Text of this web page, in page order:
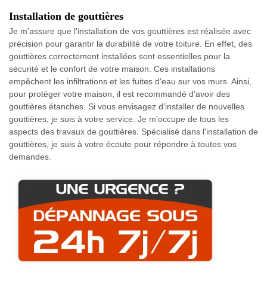
Installation de gouttières
Je m'assure que l'installation de vos gouttières est réalisée avec
précision pour garantir la durabilité de votre toiture. En effet, des
gouttières correctement installées sont essentielles pour la
sécurité et le confort de votre maison. Ces installations
empêchent les infiltrations et les fuites d'eau sur vos murs. Ainsi,
pour protéger votre maison, il est recommandé d'avoir des
gouttières étanches. Si vous envisagez d'installer de nouvelles
gouttières, je suis à votre service. Je m'occupe de tous les
aspects des travaux de gouttières. Spécialisé dans l'installation de
gouttières, je suis à votre écoute pour répondre à toutes vos
demandes.